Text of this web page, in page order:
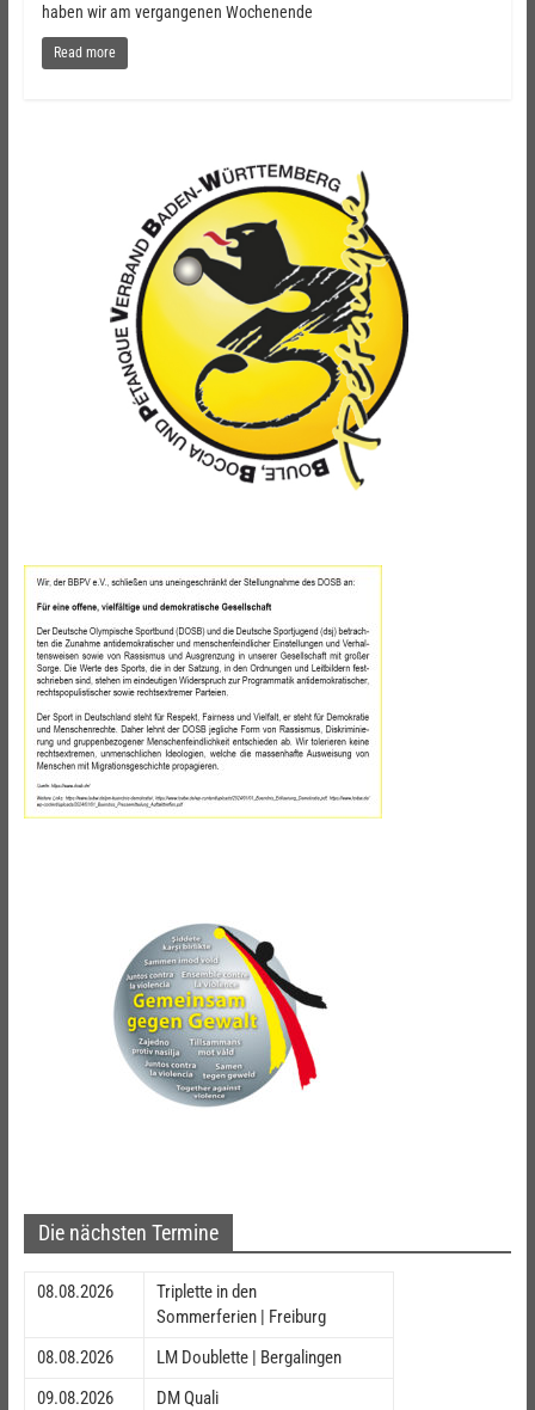
haben wir am vergangenen Wochenende
Read more
Die nächsten Termine
08.08.2026
Triplette in den
Sommerferien | Freiburg
08.08.2026
LM Doublette | Bergalingen
09.08.2026
DM Quali